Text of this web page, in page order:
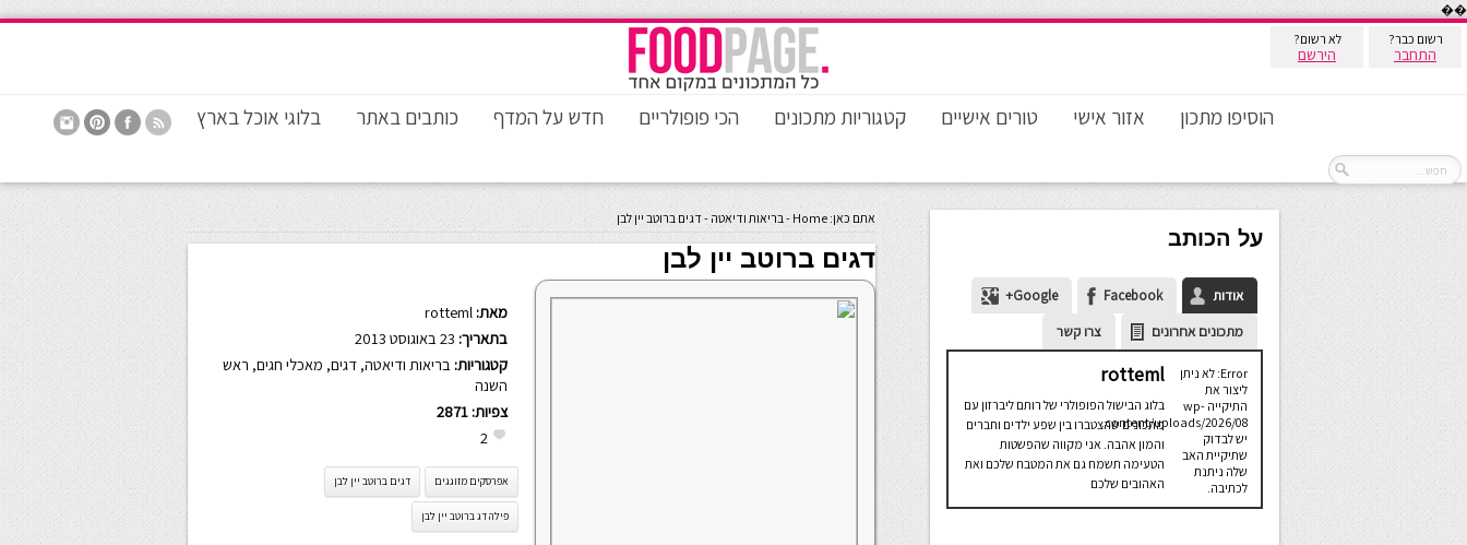
��
רשום כבר?
התחבר
לא רשום?
הירשם
הוסיפו מתכון אזור אישי טורים אישיים קטגוריות מתכונים הכי פופולריים חדש על המדף כותבים באתר בלוגי אוכל בארץ
אתם כאן: Home
-בריאות ודיאטה -דגים ברוטב יין לבן
דגים ברוטב יין לבן
מאת: rotteml
בתאריך:
קטגוריות: בריאות ודיאטה, דגים, מאכלי חגים, ראש
השנה
צפיות: 2871
2
אפרסקים מזוגגים דגים ברוטב יין לבן
פילה דג ברוטב יין לבן
על הכותב
אודות Facebook
Google+
מתכונים אחרונים
צרו קשר
Error: לא ניתן
ליצור את
התיקייה wp-
content/uploads/2026/08.
יש לבדוק
שתיקיית האב
שלה ניתנת
לכתיבה.
rotteml
בלוג הבישול הפופולרי של רותם ליברזון עם
מתכונים שהצטברו בין שפע ילדים וחברים
והמון אהבה. אני מקווה שהפשטות
הטעימה תשמח גם את המטבח שלכם ואת
האהובים שלכם